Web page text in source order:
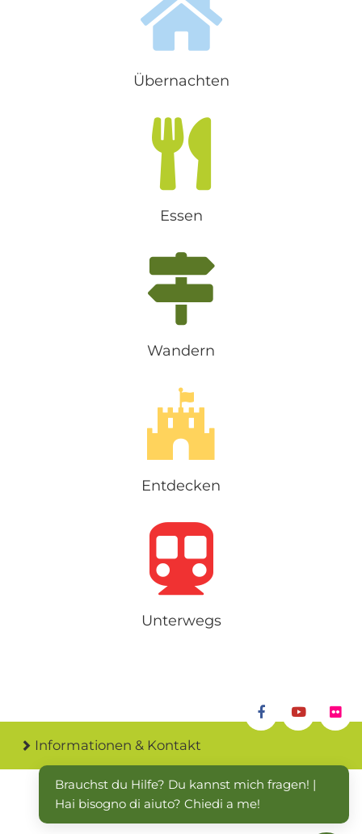
Übernachten
Essen
Wandern
Entdecken
Unterwegs
Informationen & Kontakt
Brauchst du Hilfe? Du kannst mich fragen! |
Hai bisogno di aiuto? Chiedi a me!